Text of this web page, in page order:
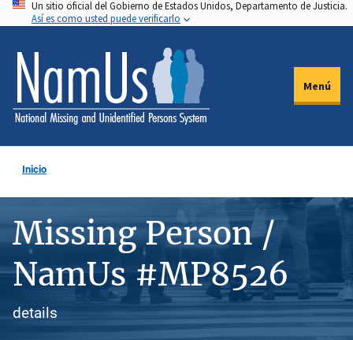
Pasar
al
contenido
principal
Un sitio oficial del Gobierno de Estados Unidos, Departamento de Justicia.
Así es como usted puede verificarlo
Menú
Inicio
Missing Person /
NamUs #MP8526
details